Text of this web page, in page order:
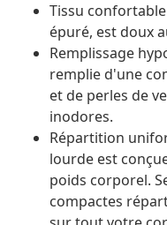
Tissu
épuré, est doux
Remplissage
remplie d'une
et de perles de
inodores.
Répartition
lourde est
poids corporel.
compactes